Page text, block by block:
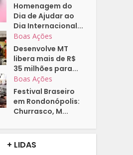
Homenagem do
Dia de Ajudar ao
Dia Internacional...
Boas Ações
Desenvolve MT
libera mais de R$
35 milhões para...
Boas Ações
Festival Braseiro
em Rondonópolis:
Churrasco, M...
+ LIDAS